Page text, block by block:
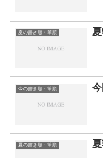
夏の書き順・筆順
今の書き順・筆順
夏の書き順・筆順